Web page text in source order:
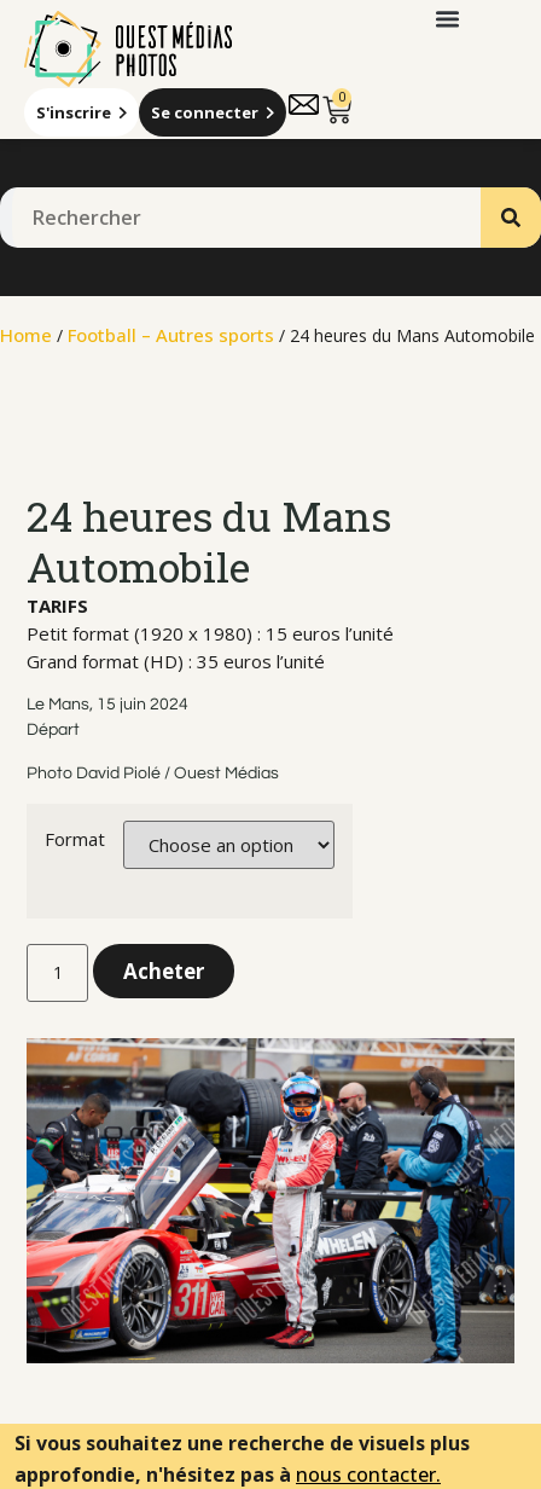
S'inscrire Se connecter
0
Home / Football – Autres sports / 24 heures du Mans Automobile
24 heures du Mans
Automobile
TARIFS
Petit format (1920 x 1980) : 15 euros l’unité
Grand format (HD) : 35 euros l’unité
Le Mans, 15 juin 2024
Départ
Photo David Piolé / Ouest Médias
Format
Acheter
Si vous souhaitez une recherche de visuels plus
approfondie, n'hésitez pas à nous contacter.